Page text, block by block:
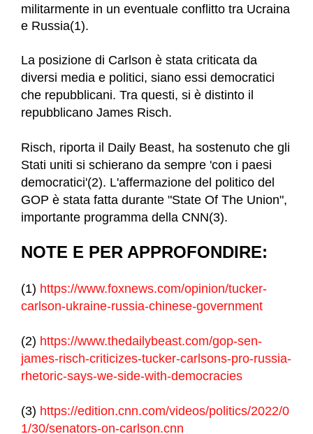
militarmente in un eventuale conflitto tra Ucraina
e Russia(1).
La posizione di Carlson è stata criticata da
diversi media e politici, siano essi democratici
che repubblicani. Tra questi, si è distinto il
repubblicano James Risch.
Risch, riporta il Daily Beast, ha sostenuto che gli
Stati uniti si schierano da sempre 'con i paesi
democratici'(2). L'affermazione del politico del
GOP è stata fatta durante "State Of The Union",
importante programma della CNN(3).
NOTE E PER APPROFONDIRE:
(1) https://www.foxnews.com/opinion/tucker-
carlson-ukraine-russia-chinese-government
(2) https://www.thedailybeast.com/gop-sen-
james-risch-criticizes-tucker-carlsons-pro-russia-
rhetoric-says-we-side-with-democracies
(3) https://edition.cnn.com/videos/politics/2022/0
1/30/senators-on-carlson.cnn